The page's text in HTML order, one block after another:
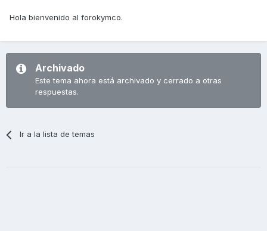
Hola bienvenido al forokymco.
Archivado
Este tema ahora está archivado y cerrado a otras
respuestas.
Ir a la lista de temas